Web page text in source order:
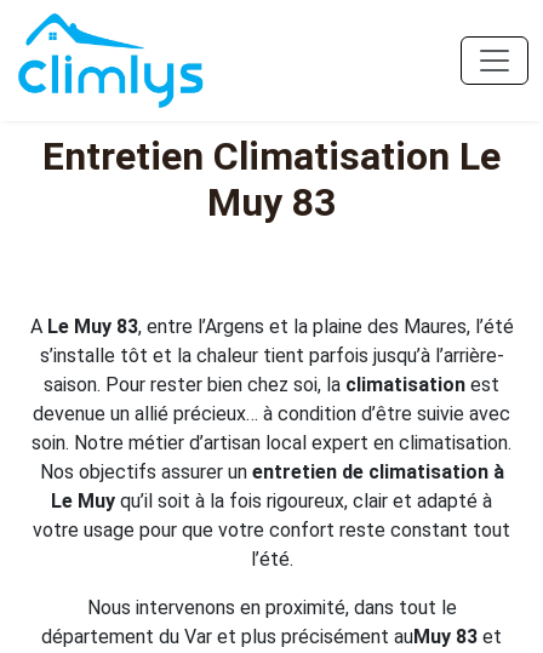
Entretien Climatisation Le
Muy 83
A Le Muy 83, entre l’Argens et la plaine des Maures, l’été
s’installe tôt et la chaleur tient parfois jusqu’à l’arrière-
saison. Pour rester bien chez soi, la climatisation est
devenue un allié précieux… à condition d’être suivie avec
soin. Notre métier d’artisan local expert en climatisation.
Nos objectifs assurer un entretien de climatisation à
Le Muy qu’il soit à la fois rigoureux, clair et adapté à
votre usage pour que votre confort reste constant tout
l’été.
Nous intervenons en proximité, dans tout le
département du Var et plus précisément auMuy 83 et